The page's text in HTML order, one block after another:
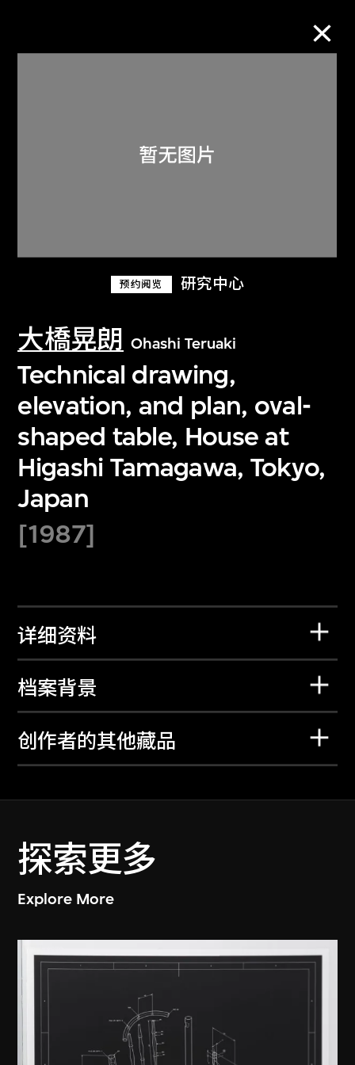
预约阅览 研究中心
大橋晃朗 Ohashi Teruaki
Technical drawing,
elevation, and plan, oval-
shaped table, House at
Higashi Tamagawa, Tokyo,
Japan
[1987]
详细资料
档案背景
创作者的其他藏品
探索更多
Explore More
关于M+藏品
探索世界顶级的二十及二十一世纪视觉
文化藏品。